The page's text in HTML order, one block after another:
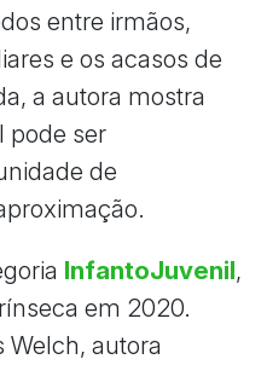
entre irmãos,
e os acasos de
a autora mostra
pode ser
de
InfantoJuvenil,
em 2020.
Welch, autora